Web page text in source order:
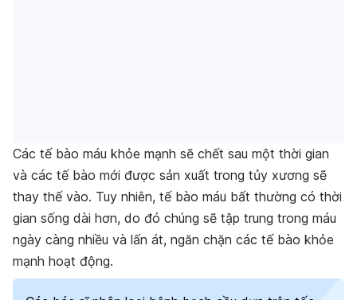
Các tế bào máu khỏe mạnh sẽ chết sau một thời gian
và các tế bào mới được sản xuất trong tủy xương sẽ
thay thế vào. Tuy nhiên, tế bào máu bất thường có thời
gian sống dài hơn, do đó chúng sẽ tập trung trong máu
ngày càng nhiều và lấn át, ngăn chặn các tế bào khỏe
mạnh hoạt động.